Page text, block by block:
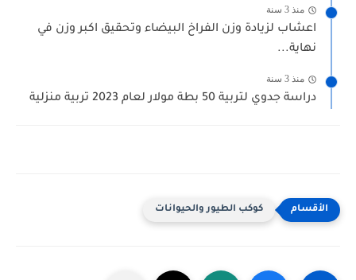
منذ 3 سنة
اعشاب لزيادة وزن الفراخ البيضاء وتحقيق اكبر وزن في
نهاية...
منذ 3 سنة
دراسة جدوي لتربية 50 بطة مولار لعام 2023 تربية منزلية
كوكب الطيور والحيوانات